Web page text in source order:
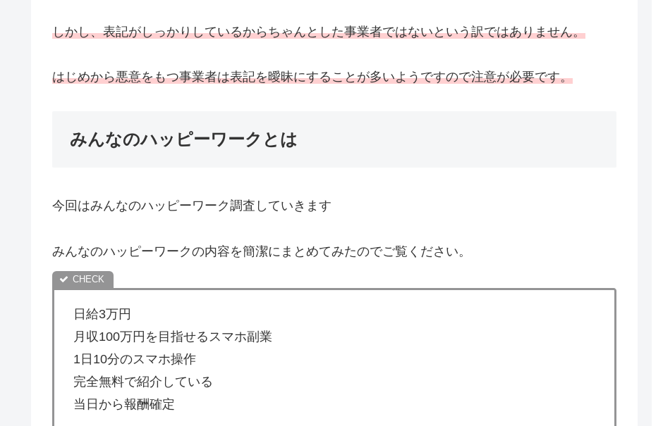
しかし、表記がしっかりしているからちゃんとした事業者ではないという訳ではありません。
はじめから悪意をもつ事業者は表記を曖昧にすることが多いようですので注意が必要です。
みんなのハッピーワークとは
今回はみんなのハッピーワーク調査していきます
みんなのハッピーワークの内容を簡潔にまとめてみたのでご覧ください。
日給3万円
月収100万円を目指せるスマホ副業
1日10分のスマホ操作
完全無料で紹介している
当日から報酬確定